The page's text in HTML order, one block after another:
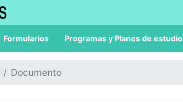
Formularios Programas y Planes de estudio
Documento